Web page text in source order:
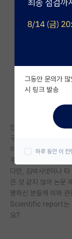
전체글보기
베스트 게시판
자유 게시판(
미국 유학 게
미국 대학원
대학원생 모집
연구실(PI) 홍
석박사 채용
임용 정보 게시
안녕하세요, 28살 회
구 중 하나가 준수한
아보고 정 못찾겠으
주셨습니다.
다만, 김박사넷이나
은 것 같지 않아 논문
명하신 분들께 이와
Scientific report는
요?
그동안 문의가
시 링크 발송
하루 동안 이 컨